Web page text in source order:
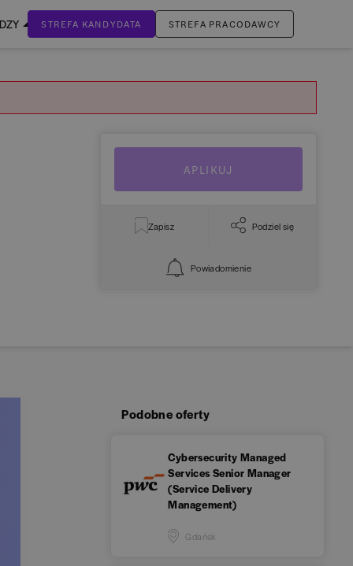
STREFA KANDYDATA STREFA PRACODAWCY
APLIKUJ
Zapisz Podziel się
Powiadomienie
Podobne oferty
Cybersecurity Managed
Services Senior Manager
(Service Delivery
Management)
Gdańsk